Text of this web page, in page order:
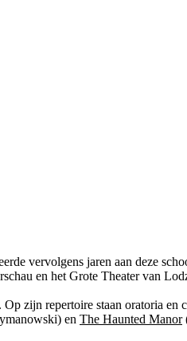
vervolgens jaren aan deze
en het Grote Theater van
zijn repertoire staan oratoria en
en The Haunted Manor